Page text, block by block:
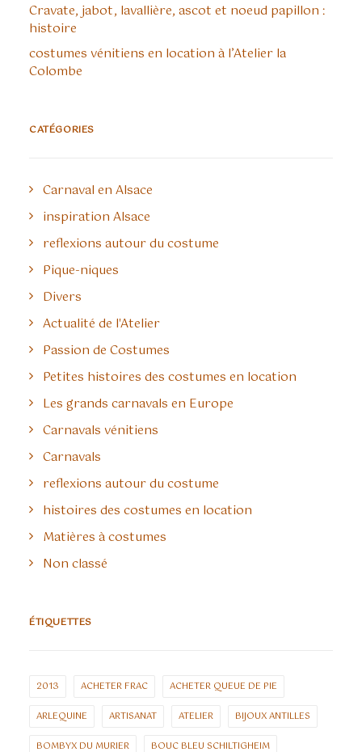
Cravate, jabot, lavallière, ascot et noeud papillon :
histoire
costumes vénitiens en location à l’Atelier la
Colombe
CATÉGORIES
Carnaval en Alsace
inspiration Alsace
reflexions autour du costume
Pique-niques
Divers
Actualité de l'Atelier
Passion de Costumes
Petites histoires des costumes en location
Les grands carnavals en Europe
Carnavals vénitiens
Carnavals
reflexions autour du costume
histoires des costumes en location
Matières à costumes
Non classé
ÉTIQUETTES
2013 ACHETER FRAC ACHETER QUEUE DE PIE
ARLEQUINE ARTISANAT ATELIER BIJOUX ANTILLES
BOMBYX DU MURIER BOUC BLEU SCHILTIGHEIM